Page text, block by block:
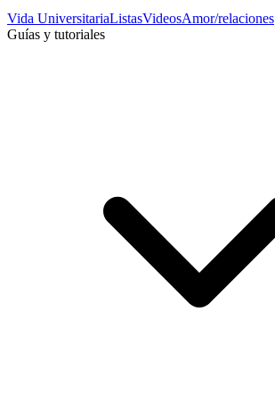
Vida UniversitariaListasVideosAmor/relaciones
Guías y tutoriales